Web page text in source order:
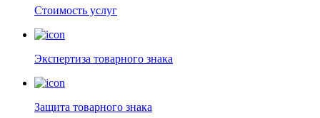
Стоимость услуг
Экспертиза товарного знака
Защита товарного знака